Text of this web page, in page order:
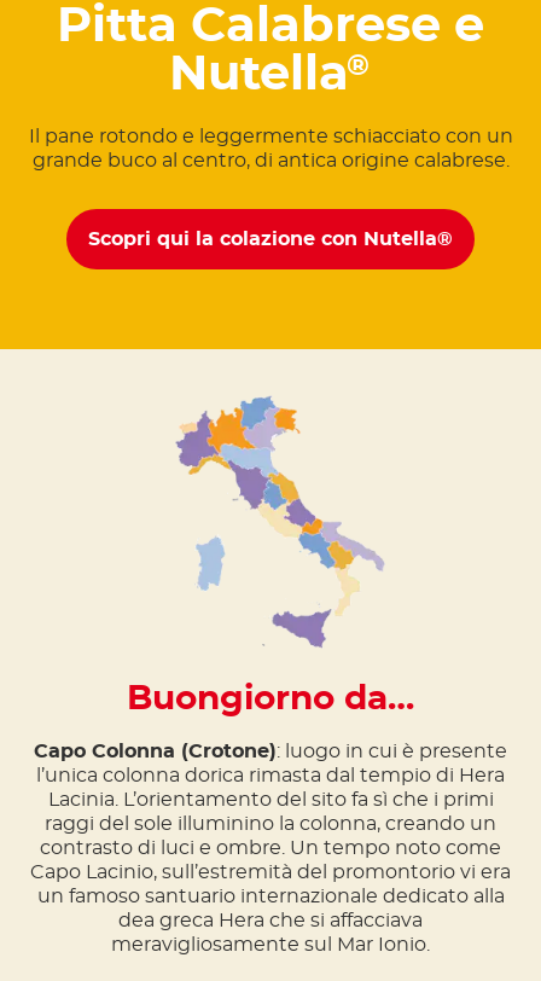
Pitta Calabrese e
Nutella®
Il pane rotondo e leggermente schiacciato con un
grande buco al centro, di antica origine calabrese.
Scopri qui la colazione con Nutella®
Buongiorno da…
Capo Colonna (Crotone): luogo in cui è presente
l’unica colonna dorica rimasta dal tempio di Hera
Lacinia. L’orientamento del sito fa sì che i primi
raggi del sole illuminino la colonna, creando un
contrasto di luci e ombre. Un tempo noto come
Capo Lacinio, sull’estremità del promontorio vi era
un famoso santuario internazionale dedicato alla
dea greca Hera che si affacciava
meravigliosamente sul Mar Ionio.